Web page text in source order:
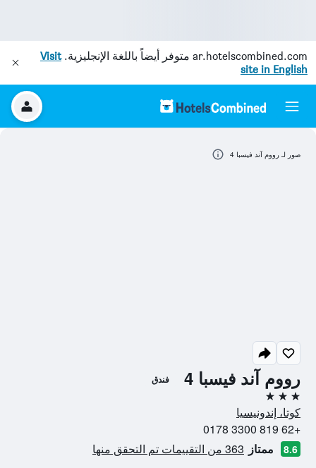
ar.hotelscombined.com متوفر أيضاً باللغة الإنجليزية.Visit
site in English
رووم آند فيسبا 4 فندق
3 نجوم
كوتا، إندونيسيا
+62 819 3300 0178
8.6 ممتاز 363 من التقييمات تم التحقق منها
صور لـ رووم آند فيسبا 4